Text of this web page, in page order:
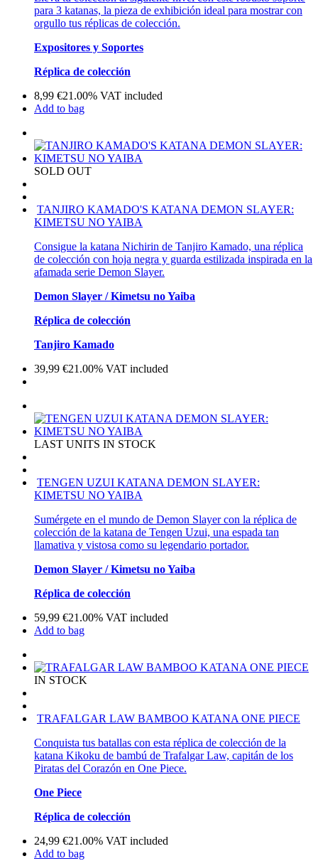
para 3 katanas, la pieza de exhibición ideal para mostrar con
orgullo tus réplicas de colección.
Expositores y Soportes
Réplica de colección
8,99 €21.00% VAT included
Add to bag
SOLD OUT
TANJIRO KAMADO'S KATANA DEMON SLAYER:
KIMETSU NO YAIBA
Consigue la katana Nichirin de Tanjiro Kamado, una réplica
de colección con hoja negra y guarda estilizada inspirada en la
afamada serie Demon Slayer.
Demon Slayer / Kimetsu no Yaiba
Réplica de colección
Tanjiro Kamado
39,99 €21.00% VAT included
LAST UNITS IN STOCK
TENGEN UZUI KATANA DEMON SLAYER:
KIMETSU NO YAIBA
Sumérgete en el mundo de Demon Slayer con la réplica de
colección de la katana de Tengen Uzui, una espada tan
llamativa y vistosa como su legendario portador.
Demon Slayer / Kimetsu no Yaiba
Réplica de colección
59,99 €21.00% VAT included
Add to bag
IN STOCK
TRAFALGAR LAW BAMBOO KATANA ONE PIECE
Conquista tus batallas con esta réplica de colección de la
katana Kikoku de bambú de Trafalgar Law, capitán de los
Piratas del Corazón en One Piece.
One Piece
Réplica de colección
24,99 €21.00% VAT included
Add to bag